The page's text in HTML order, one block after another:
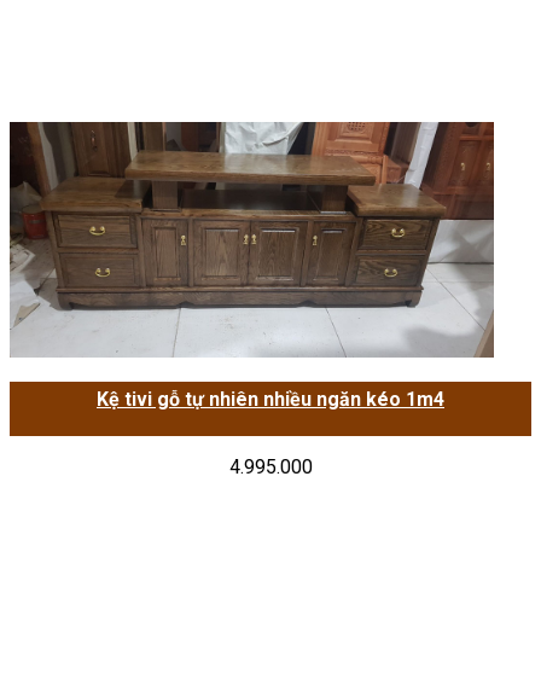
Kệ tivi gỗ tự nhiên nhiều ngăn kéo 1m4
4.995.000